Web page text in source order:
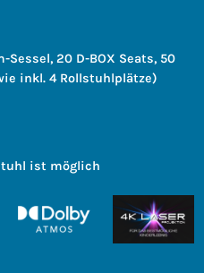
Sessel, 20 D-BOX Seats, 50
inkl. 4 Rollstuhlplätze)
ist möglich